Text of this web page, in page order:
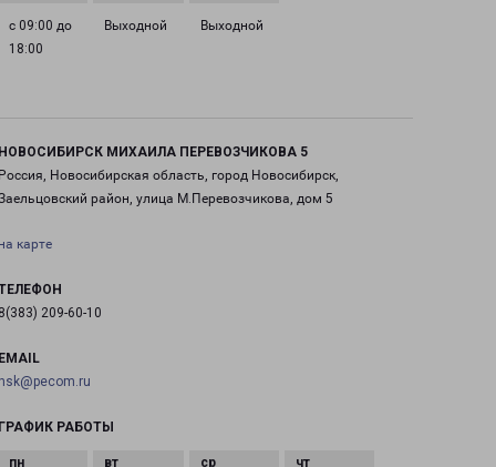
с 09:00 до
18:00
Выходной Выходной
МИХАИЛА ПЕРЕВОЗЧИКОВА 5
Новосибирская область, город Новосибирск,
район, улица М.Перевозчикова, дом 5
карте
209-60-10
РАБОТЫ